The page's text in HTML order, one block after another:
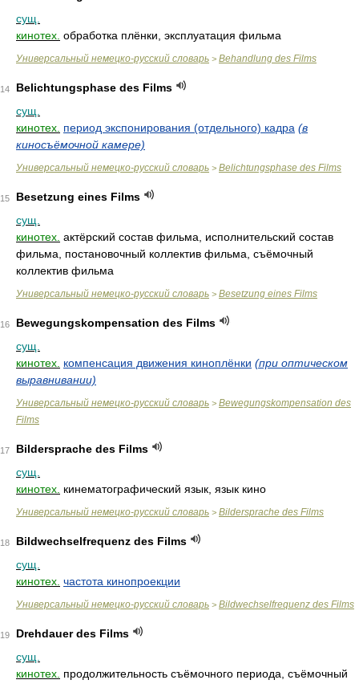
сущ.
кинотех. обработка плёнки, эксплуатация фильма
Универсальный немецко-русский словарь > Behandlung des Films
14
Belichtungsphase des Films
сущ.
кинотех. период экспонирования (отдельного) кадра (в
киносъёмочной камере)
Универсальный немецко-русский словарь > Belichtungsphase des Films
15
Besetzung eines Films
сущ.
кинотех. актёрский состав фильма, исполнительский состав
фильма, постановочный коллектив фильма, съёмочный
коллектив фильма
Универсальный немецко-русский словарь > Besetzung eines Films
16
Bewegungskompensation des Films
сущ.
кинотех. компенсация движения киноплёнки (при оптическом
выравнивании)
Универсальный немецко-русский словарь > Bewegungskompensation des
Films
17
Bildersprache des Films
сущ.
кинотех. кинематографический язык, язык кино
Универсальный немецко-русский словарь > Bildersprache des Films
18
Bildwechselfrequenz des Films
сущ.
кинотех. частота кинопроекции
Универсальный немецко-русский словарь > Bildwechselfrequenz des Films
19
Drehdauer des Films
сущ.
кинотех. продолжительность съёмочного периода, съёмочный